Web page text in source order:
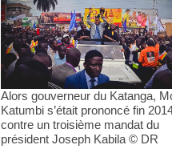
Alors gouverneur du Katanga,
Katumbi s’était prononcé fin
contre un troisième mandat du
président Joseph Kabila © DR